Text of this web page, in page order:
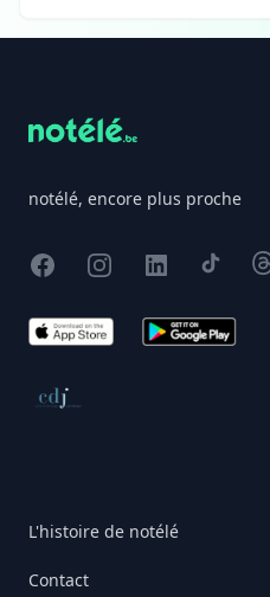
notélé, encore plus proche
FacebookInstagram
X TikTok
App Store Google Play
Conseil de déontologie
L'histoire de notélé
Contact